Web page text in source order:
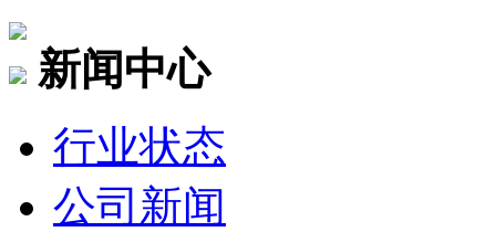
新闻中心
行业状态
公司新闻